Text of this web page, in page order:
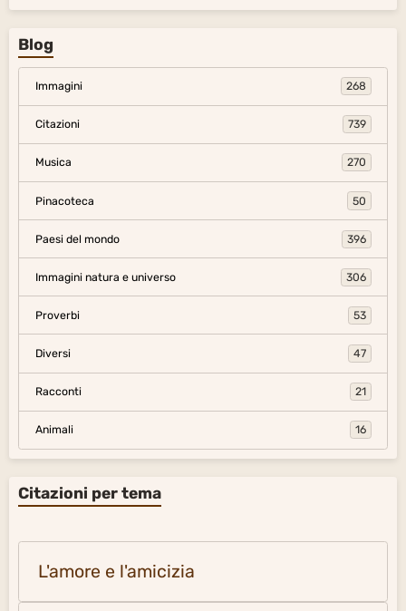
Blog
Immagini 268
Citazioni 739
Musica 270
Pinacoteca 50
Paesi del mondo 396
Immagini natura e universo 306
Proverbi 53
Diversi 47
Racconti 21
Animali 16
Citazioni per tema
L'amore e l'amicizia